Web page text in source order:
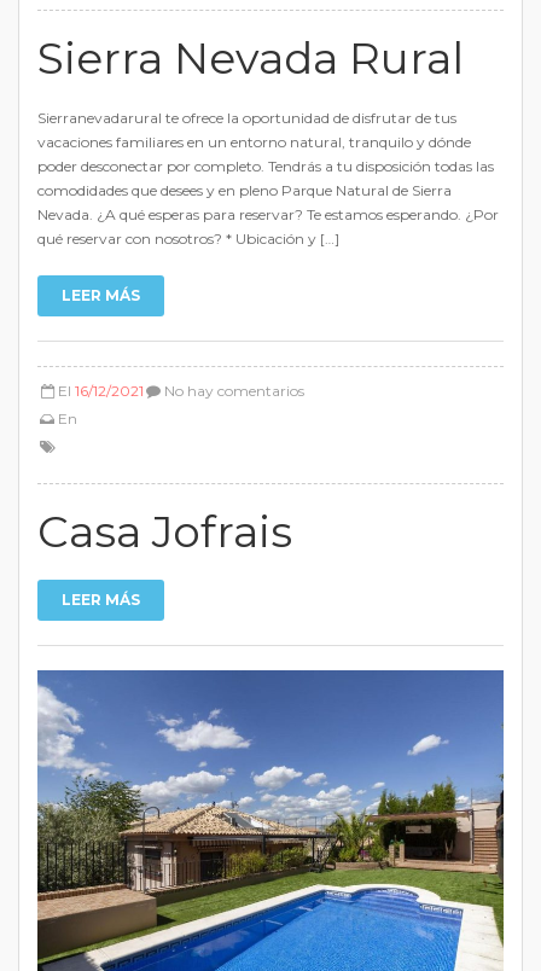
Sierra Nevada Rural
Sierranevadarural te ofrece la oportunidad de disfrutar de tus
vacaciones familiares en un entorno natural, tranquilo y dónde
poder desconectar por completo. Tendrás a tu disposición todas las
comodidades que desees y en pleno Parque Natural de Sierra
Nevada. ¿A qué esperas para reservar? Te estamos esperando. ¿Por
qué reservar con nosotros? * Ubicación y […]
LEER MÁS
El 16/12/2021
En
No hay comentarios
Casa Jofrais
LEER MÁS